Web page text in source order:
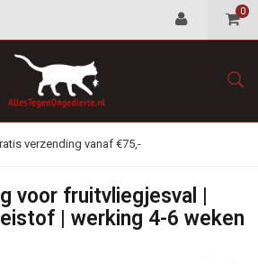
0
verzending vanaf €75,-
voor fruitvliegjesval |
| werking 4-6 weken